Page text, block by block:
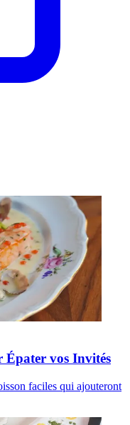
Épater vos Invités
faciles qui ajouteront